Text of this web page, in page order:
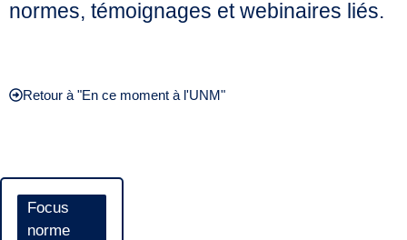
normes, témoignages et webinaires liés.
Retour à "En ce moment à l'UNM"
Focus
norme